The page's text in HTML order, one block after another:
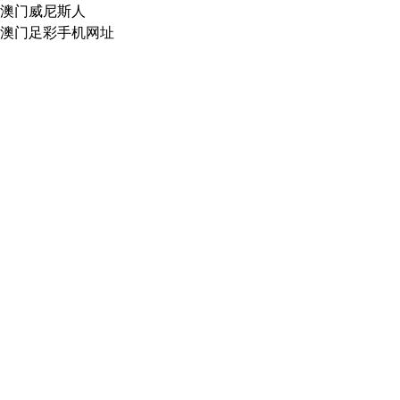
澳门威尼斯人
澳门足彩手机网址